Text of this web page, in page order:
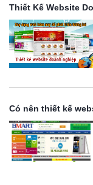
Thiết Kế Website
Có nên thiết kế